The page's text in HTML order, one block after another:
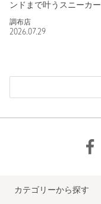
ンドまで叶うスニーカー
調布店
2026.07.29
カテゴリーから探す